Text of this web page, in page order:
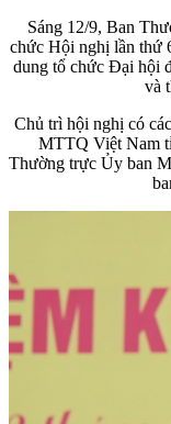
Sáng 12/9, Ban
chức Hội nghị lần thứ
dung tổ chức Đại hội
và
Chủ trì hội nghị có
MTTQ Việt Nam
Thường trực Ủy ban